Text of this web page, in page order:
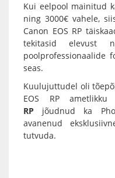
Kui eelpool mainitud
ning 3000€ vahele,
Canon EOS RP
tekitasid elevust
poolprofessionaalide
seas.
Kuulujuttudel oli
EOS RP
RP jõudnud ka
avanenud
tutvuda.